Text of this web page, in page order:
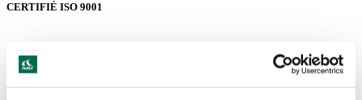
CERTIFIÉ ISO 9001
LACHINE